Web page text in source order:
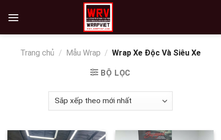
Trang chủ / Mẫu Wrap / Wrap Xe Độc Và Siêu Xe
BỘ LỌC